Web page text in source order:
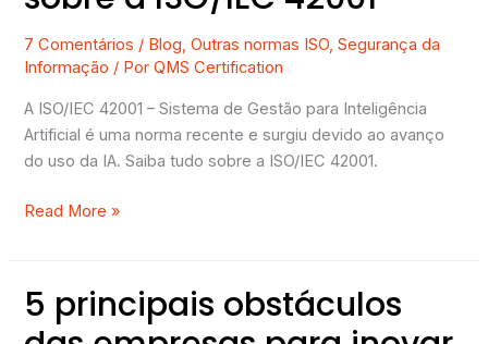
7 Comentários / Blog,Outras normas ISO,Segurança da
Informação / PorQMS Certification
A ISO/IEC 42001 – Sistema de Gestão para Inteligência
Artificial é uma norma recente e surgiu devido ao avanço
do uso da IA. Saiba tudo sobre a ISO/IEC 42001.
Read More »
5 principais obstáculos
5
principais